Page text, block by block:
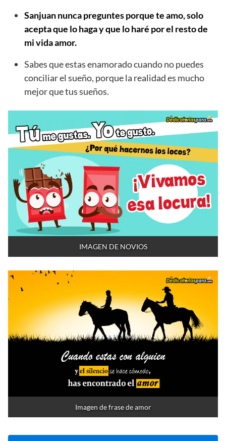
Sanjuan nunca preguntes porque te amo, solo
acepta que lo haga y que lo haré por el resto de
mi vida amor.
Sabes que estas enamorado cuando no puedes
conciliar el sueño, porque la realidad es mucho
mejor que tus sueños.
IMAGEN DE NOVIOS
Imagen de frase de amor